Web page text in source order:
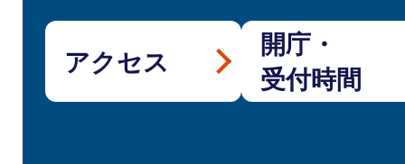
アクセス
開庁・
受付時間